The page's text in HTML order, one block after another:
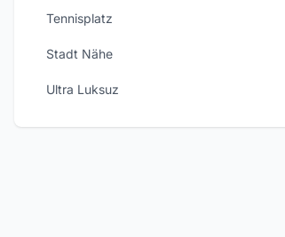
Tennisplatz
Stadt Nähe
Ultra Luksuz